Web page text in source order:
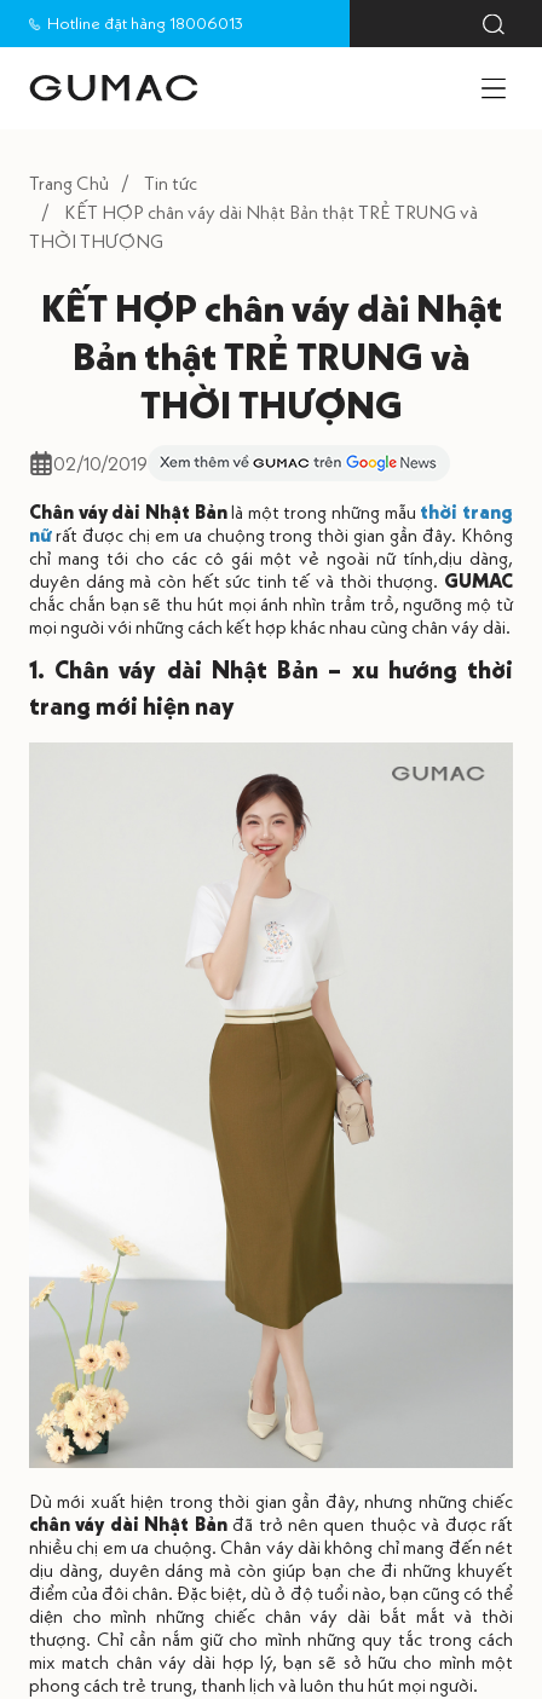
Hotline đặt hàng 18006013
Trang Chủ
Tin tức
KẾT HỢP chân váy dài Nhật Bản thật TRẺ TRUNG và
THỜI THƯỢNG
KẾT HỢP chân váy dài Nhật
Bản thật TRẺ TRUNG và
THỜI THƯỢNG
02/10/2019
Chân váy dài Nhật Bảnlà một trong những mẫu thời trang
nữrất được chị em ưa chuộng trong thời gian gần đây. Không
chỉ mang tới cho các cô gái một vẻ ngoài nữ tính,dịu dàng,
duyên dáng mà còn hết sức tinh tế và thời thượng. GUMAC
chắc chắn bạn sẽ thu hút mọi ánh nhìn trầm trồ, ngưỡng mộ từ
mọi người với những cách kết hợp khác nhau cùng chân váy dài.
1. Chân váy dài Nhật Bản – xu hướng thời
trang mới hiện nay
Dù mới xuất hiện trong thời gian gần đây, nhưng những chiếc
chân váy dài Nhật Bảnđã trở nên quen thuộc và được rất
nhiều chị em ưa chuộng. Chân váy dài không chỉ mang đến nét
dịu dàng, duyên dáng mà còn giúp bạn che đi những khuyết
điểm của đôi chân. Đặc biệt, dù ở độ tuổi nào, bạn cũng có thể
diện cho mình những chiếc chân váy dài bắt mắt và thời
thượng. Chỉ cần nắm giữ cho mình những quy tắc trong cách
mix match chân váy dài hợp lý, bạn sẽ sở hữu cho mình một
phong cách trẻ trung, thanh lịch và luôn thu hút mọi người.